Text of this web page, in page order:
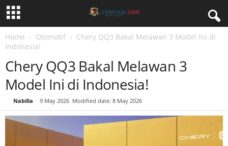
Home Otomotif
Chery QQ3 Bakal Melawan 3 Model Ini di
Indonesia!
Chery QQ3 Bakal Melawan 3
Model Ini di Indonesia!
Nabilla 9 May 2026 Modified date: 8 May 2026